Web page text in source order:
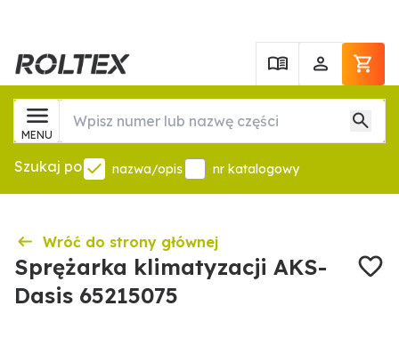
MENU
Szukaj po nazwa/opis nr katalogowy
Wróć do strony głównej
Sprężarka klimatyzacji AKS-
Dasis 65215075